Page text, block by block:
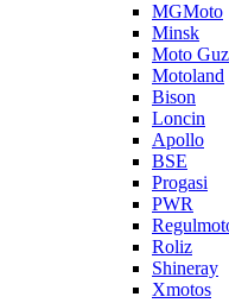
MGMoto
Minsk
Moto
Motoland
Bison
Loncin
Apollo
BSE
Progasi
PWR
Roliz
Shineray
Xmotos